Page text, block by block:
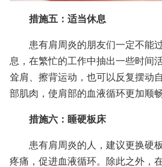
措施五：适当休息
患有肩周炎的朋友们一定不能
息，在繁忙的工作中抽出一些时间
耸肩、擦背运动，也可以反复摆动
部肌肉，使肩部的血液循环更加顺
措施六：睡硬板床
患有肩周炎的人，建议更换硬
疼痛，促进血液循环。除此之外，